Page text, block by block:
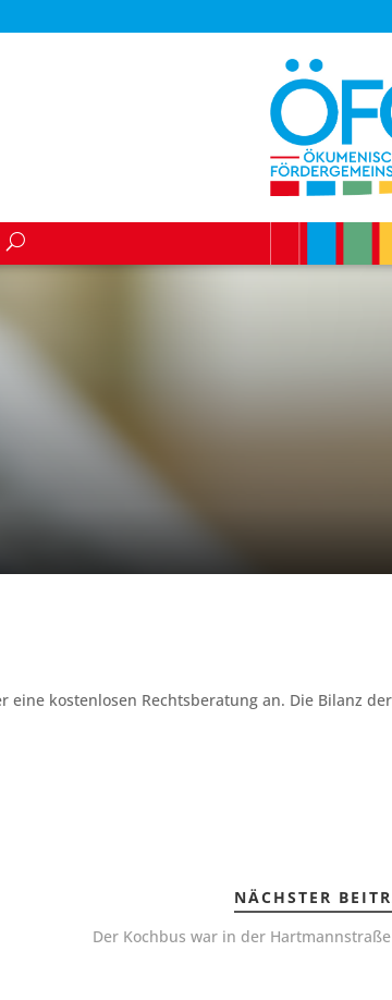
kostenlosen Rechtsberatung an. Die Bilanz
NÄCHSTER
Der Kochbus war in der Hartmannstraße